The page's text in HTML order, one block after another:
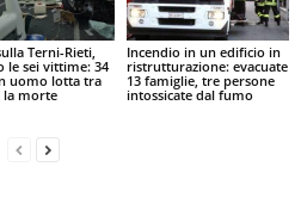
Terni-Rieti,
le sei vittime: 34
uomo lotta tra
la morte
Incendio in un edificio in
ristrutturazione: evacuate
13 famiglie, tre persone
intossicate dal fumo